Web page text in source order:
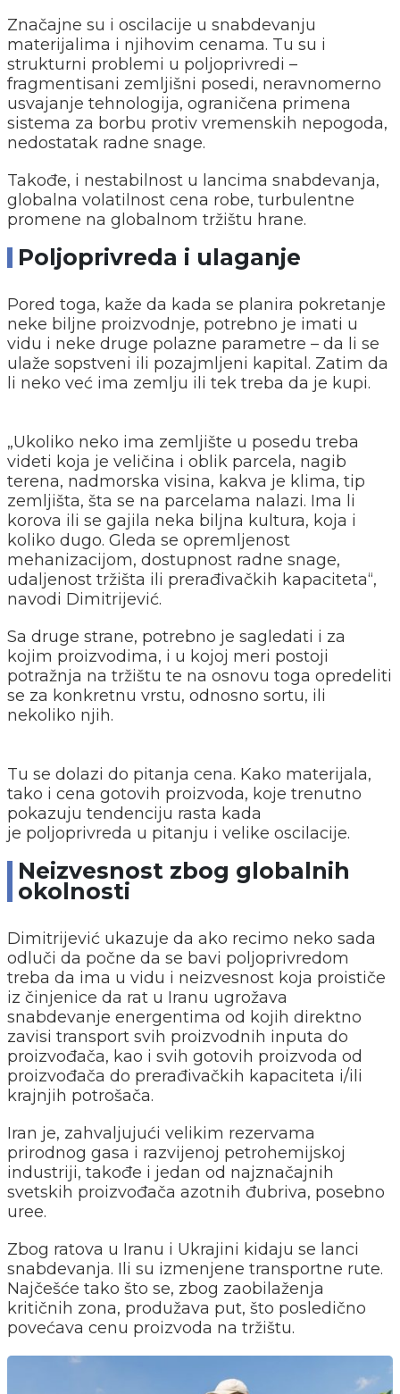
Značajne su i oscilacije u snabdevanju
materijalima i njihovim cenama. Tu su i
strukturni problemi u poljoprivredi –
fragmentisani zemljišni posedi, neravnomerno
usvajanje tehnologija, ograničena primena
sistema za borbu protiv vremenskih nepogoda,
nedostatak radne snage.
Takođe, i nestabilnost u lancima snabdevanja,
globalna volatilnost cena robe, turbulentne
promene na globalnom tržištu hrane.
Poljoprivreda i ulaganje
Pored toga, kaže da kada se planira pokretanje
neke biljne proizvodnje, potrebno je imati u
vidu i neke druge polazne parametre – da li se
ulaže sopstveni ili pozajmljeni kapital. Zatim da
li neko već ima zemlju ili tek treba da je kupi.
„Ukoliko neko ima zemljište u posedu treba
videti koja je veličina i oblik parcela, nagib
terena, nadmorska visina, kakva je klima, tip
zemljišta, šta se na parcelama nalazi. Ima li
korova ili se gajila neka biljna kultura, koja i
koliko dugo. Gleda se opremljenost
mehanizacijom, dostupnost radne snage,
udaljenost tržišta ili prerađivačkih kapaciteta“,
navodi Dimitrijević.
Sa druge strane, potrebno je sagledati i za
kojim proizvodima, i u kojoj meri postoji
potražnja na tržištu te na osnovu toga opredeliti
se za konkretnu vrstu, odnosno sortu, ili
nekoliko njih.
Tu se dolazi do pitanja cena. Kako materijala,
tako i cena gotovih proizvoda, koje trenutno
pokazuju tendenciju rasta kada
je poljoprivreda u pitanju i velike oscilacije.
Neizvesnost zbog globalnih
okolnosti
Dimitrijević ukazuje da ako recimo neko sada
odluči da počne da se bavi poljoprivredom
treba da ima u vidu i neizvesnost koja proističe
iz činjenice da rat u Iranu ugrožava
snabdevanje energentima od kojih direktno
zavisi transport svih proizvodnih inputa do
proizvođača, kao i svih gotovih proizvoda od
proizvođača do prerađivačkih kapaciteta i/ili
krajnjih potrošača.
Iran je, zahvaljujući velikim rezervama
prirodnog gasa i razvijenoj petrohemijskoj
industriji, takođe i jedan od najznačajnih
svetskih proizvođača azotnih đubriva, posebno
uree.
Zbog ratova u Iranu i Ukrajini kidaju se lanci
snabdevanja. Ili su izmenjene transportne rute.
Najčešće tako što se, zbog zaobilaženja
kritičnih zona, produžava put, što posledično
povećava cenu proizvoda na tržištu.